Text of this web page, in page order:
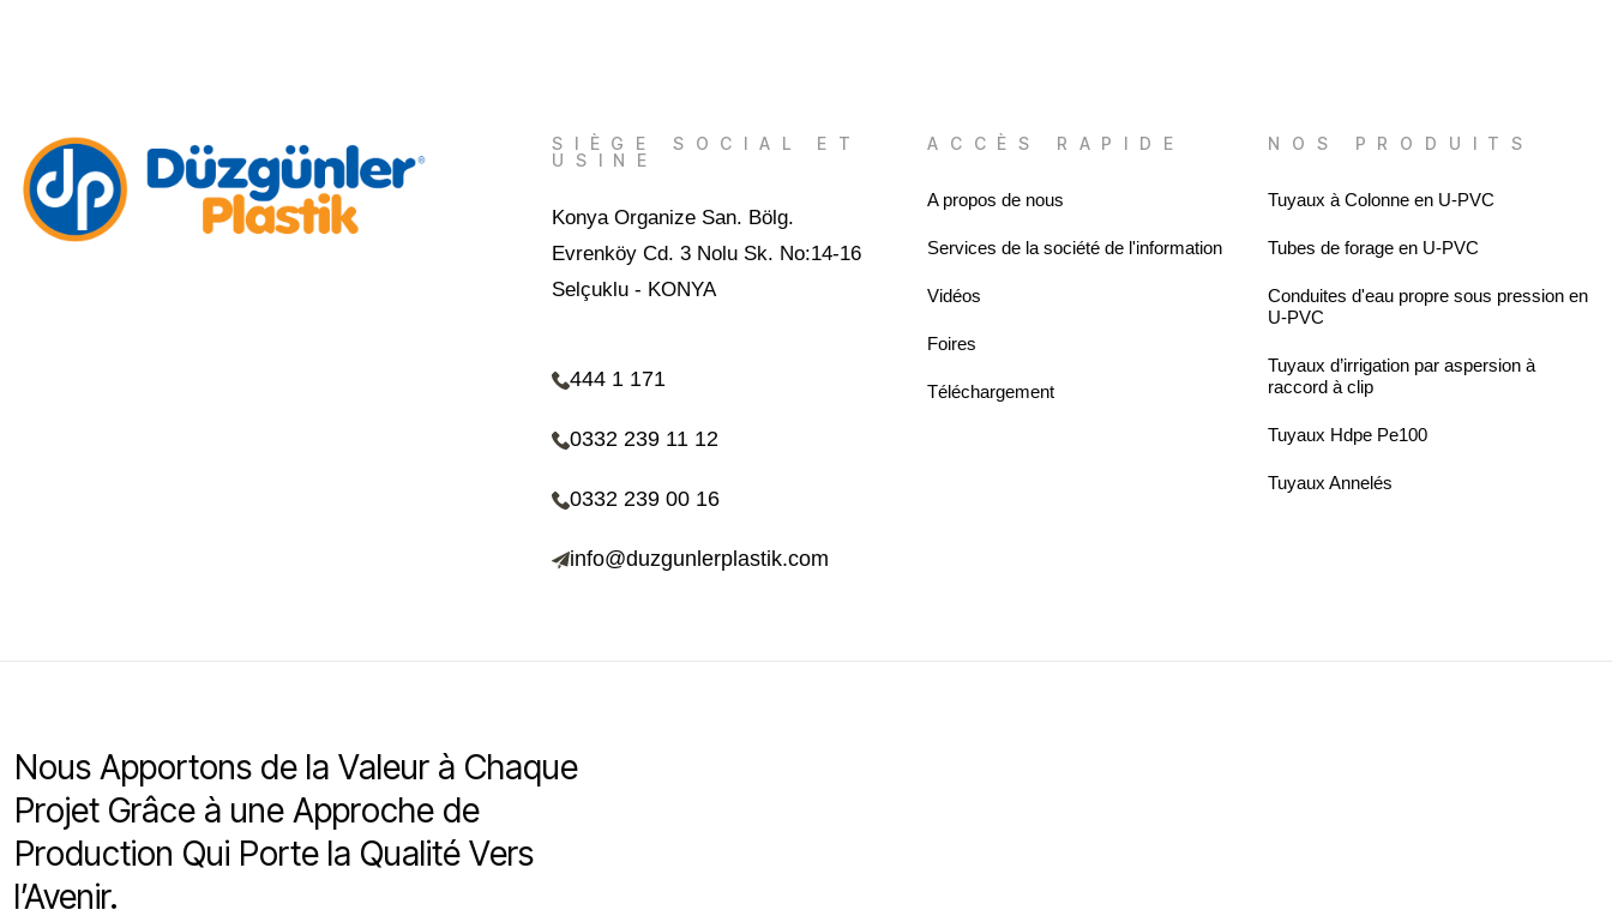
SIÈGE SOCIAL ET
USINE
Konya Organize San. Bölg.
Evrenköy Cd. 3 Nolu Sk. No:14-16
Selçuklu - KONYA
444 1 171
0332 239 11 12
0332 239 00 16
info@duzgunlerplastik.com
ACCÈS RAPIDE
A propos de nous
Services de la société de l'information
Vidéos
Foires
Téléchargement
NOS PRODUITS
Tuyaux à Colonne en U-PVC
Tubes de forage en U-PVC
Conduites d'eau propre sous pression en
U-PVC
Tuyaux d’irrigation par aspersion à
raccord à clip
Tuyaux Hdpe Pe100
Tuyaux Annelés
Nous Apportons de la Valeur à Chaque
Projet Grâce à une Approche de
Production Qui Porte la Qualité Vers
l’Avenir.